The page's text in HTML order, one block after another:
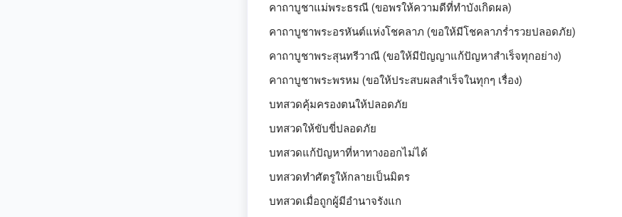
คาถาบูชาแม่พระธรณี (ขอพรให้ความดีที่ทำบังเกิดผล)
คาถาบูชาพระอรหันต์แห่งโชคลาภ (ขอให้มีโชคลาภร่ำรวยปลอดภัย)
คาถาบูชาพระสุนทรีวาณี (ขอให้มีปัญญาแก้ปัญหาสำเร็จทุกอย่าง)
คาถาบูชาพระพรหม (ขอให้ประสบผลสำเร็จในทุกๆ เรื่อง)
บทสวดคุ้มครองตนให้ปลอดภัย
บทสวดให้ขับขี่ปลอดภัย
บทสวดแก้ปัญหาที่หาทางออกไม่ได้
บทสวดทำศัตรูให้กลายเป็นมิตร
บทสวดเมื่อถูกผู้มีอำนาจรังแก